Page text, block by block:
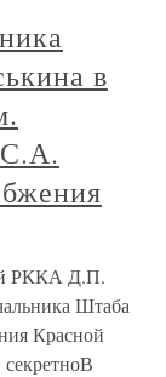
в
РККА Д.П.
Штаба
Красной